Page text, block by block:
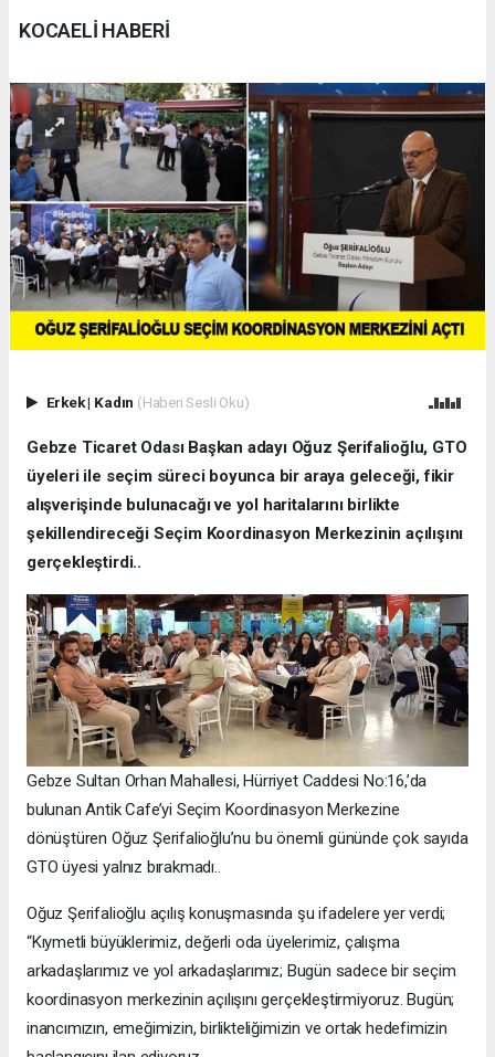
KOCAELİ HABERİ
Erkek| Kadın (Haberi Sesli Oku)
Gebze Ticaret Odası Başkan adayı Oğuz Şerifalioğlu, GTO
üyeleri ile seçim süreci boyunca bir araya geleceği, fikir
alışverişinde bulunacağı ve yol haritalarını birlikte
şekillendireceği Seçim Koordinasyon Merkezinin açılışını
gerçekleştirdi..
Gebze Sultan Orhan Mahallesi, Hürriyet Caddesi No:16,’da
bulunan Antik Cafe’yi Seçim Koordinasyon Merkezine
dönüştüren Oğuz Şerifalioğlu’nu bu önemli gününde çok sayıda
GTO üyesi yalnız bırakmadı..
Oğuz Şerifalioğlu açılış konuşmasında şu ifadelere yer verdi;
“Kıymetli büyüklerimiz, değerli oda üyelerimiz, çalışma
arkadaşlarımız ve yol arkadaşlarımız; Bugün sadece bir seçim
koordinasyon merkezinin açılışını gerçekleştirmiyoruz. Bugün;
inancımızın, emeğimizin, birlikteliğimizin ve ortak hedefimizin